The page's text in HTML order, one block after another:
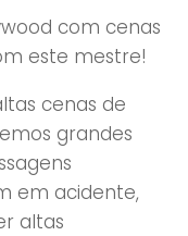
com cenas
este mestre!
cenas de
grandes
em acidente,
altas